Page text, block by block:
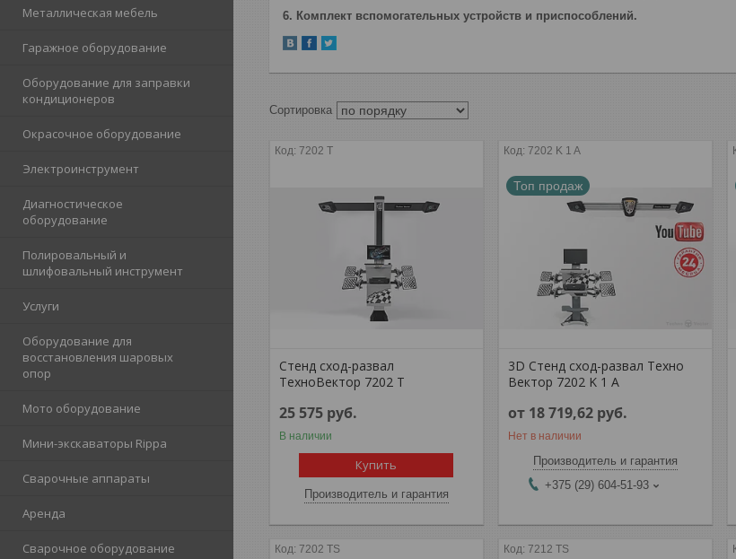
Металлическая мебель
Гаражное оборудование
Оборудование для заправки
кондиционеров
Окрасочное оборудование
Электроинструмент
Диагностическое
оборудование
Полировальный и
шлифовальный инструмент
Услуги
Оборудование для
восстановления шаровых
опор
Мото оборудование
Мини-экскаваторы Rippa
Сварочные аппараты
Аренда
Сварочное оборудование
6. Комплект вспомогательных устройств и приспособлений.
7202 T
Стенд сход-развал
ТехноВектор 7202 T
25 575 руб.
В наличии
Купить
Производитель и гарантия
7202 K 1 A
Топ продаж
3D Стенд сход-развал Техно
Вектор 7202 K 1 A
от 18 719,62 руб.
Нет в наличии
Производитель и гарантия
+375 (29) 604-51-93
7202 TS 7212 TS